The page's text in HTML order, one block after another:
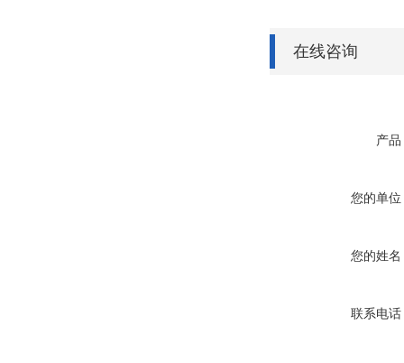
在线咨询
产品
您的单位
您的姓名
联系电话